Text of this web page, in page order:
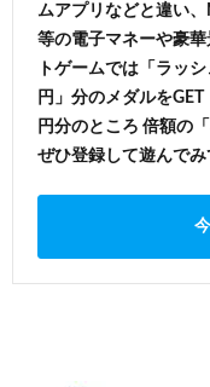
ムアプリなどと違い
等の電子マネーや豪
トゲームでは「ラッ
円」分のメダルを
円分のところ 倍額の
ぜひ登録して遊んでみ